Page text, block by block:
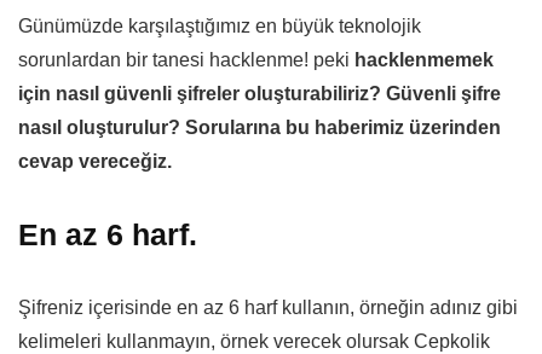
Günümüzde karşılaştığımız en büyük teknolojik
sorunlardan bir tanesi hacklenme! peki hacklenmemek
için nasıl güvenli şifreler oluşturabiliriz? Güvenli şifre
nasıl oluşturulur? Sorularına bu haberimiz üzerinden
cevap vereceğiz.
En az 6 harf.
Şifreniz içerisinde en az 6 harf kullanın, örneğin adınız gibi
kelimeleri kullanmayın, örnek verecek olursak Cepkolik